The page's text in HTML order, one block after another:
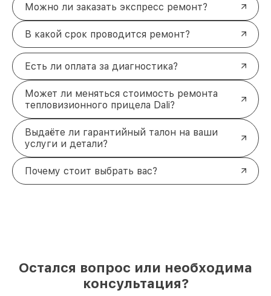
Можно ли заказать экспресс ремонт?
В какой срок проводится ремонт?
Есть ли оплата за диагностика?
Может ли меняться стоимость ремонта
тепловизионного прицела Dali?
Выдаёте ли гарантийный талон на ваши
услуги и детали?
Почему стоит выбрать вас?
Остался вопрос или необходима
консультация?